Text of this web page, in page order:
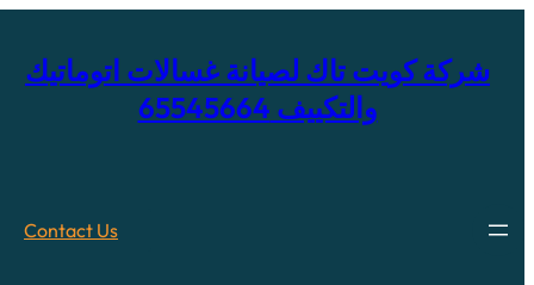
المحتوىشركة كويت تاك لصيانة غسالات اتوماتيك
والتكييف 65545664
Contact Us